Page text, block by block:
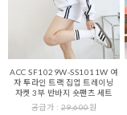
ACC SF1029W-SS1011W 여
자 투라인 트랙 집업 트레이닝
자켓 3부 반바지 숏팬츠 세트
공급가 :29,600원